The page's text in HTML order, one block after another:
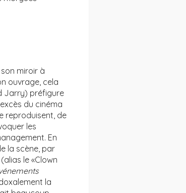
miroir à
ouvrage, cela
Jarry) préfigure
du cinéma
reproduisent, de
les
En
la scène, par
le «Clown
la